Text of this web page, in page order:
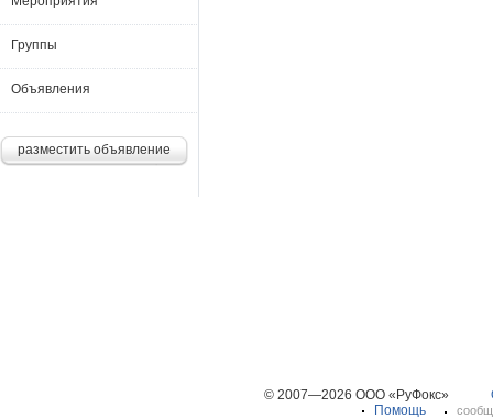
Группы
Объявления
разместить объявление
© 2007—2026 ООО «РуФокс»
Помощь